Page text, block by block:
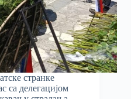
странке
са делегацијом